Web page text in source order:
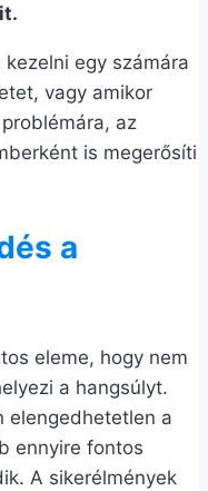
egy számára
vagy amikor
az
is megerősíti
a
eleme, hogy nem
a hangsúlyt.
elengedhetetlen a
ennyire fontos
A sikerélmények